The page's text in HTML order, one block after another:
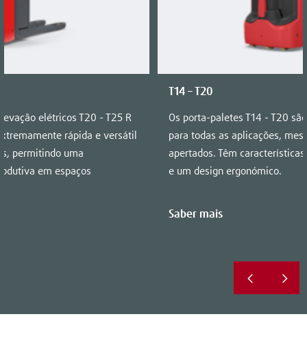
elétricos T20 - T25 R
rápida e versátil
permitindo uma
em espaços
T14 – T20
Os porta-paletes T14 - T20
para todas as aplicações,
apertados. Têm
e um design ergonómico.
Saber mais